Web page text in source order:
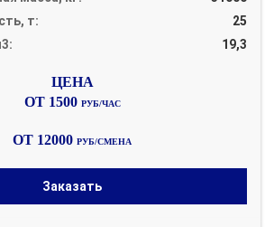
т:
25
19,3
ОТ 1500 РУБ/ЧАС
ОТ 12000 РУБ/СМЕНА
Заказать